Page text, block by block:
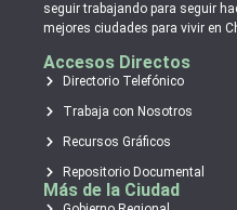
seguir trabajando para seguir
mejores ciudades para vivir en
Accesos Directos
Directorio Telefónico
Trabaja con Nosotros
Recursos Gráficos
Repositorio Documental
Más de la Ciudad